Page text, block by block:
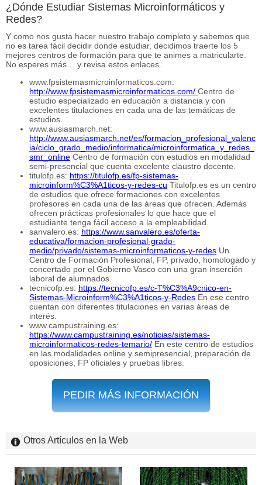
¿Dónde Estudiar Sistemas Microinformáticos y
Redes?
Y como nos gusta hacer nuestro trabajo completo y sabemos que
no es tarea fácil decidir donde estudiar, decidimos traerte los 5
mejores centros de formación para que te animes a matricularte.
No esperes más… y revisa estos enlaces.
www.fpsistemasmicroinformaticos.com:
http://www.fpsistemasmicroinformaticos.com/ Centro de
estudio especializado en educación a distancia y con
excelentes titulaciones en cada una de las temáticas de
estudios.
www.ausiasmarch.net:
http://www.ausiasmarch.net/es/formacion_profesional_valenc
ia/ciclo_grado_medio/informatica/microinformatica_y_redes_
smr_online Centro de formación con estudios en modalidad
semi-presencial que cuenta excelente claustro docente.
titulofp.es: https://titulofp.es/fp-sistemas-
microinform%C3%A1ticos-y-redes-cu Titulofp.es es un centro
de estudios que ofrece formaciones con excelentes
profesores en cada una de las áreas que ofrecen. Además
ofrecen prácticas profesionales lo que hace que el
estudiante tenga fácil acceso a la empleabilidad.
sanvalero.es: https://www.sanvalero.es/oferta-
educativa/formacion-profesional-grado-
medio/privado/sistemas-microinformaticos-y-redes Un
Centro de Formación Profesional, FP, privado, homologado y
concertado por el Gobierno Vasco con una gran inserción
laboral de alumnados.
tecnicofp.es: https://tecnicofp.es/c-T%C3%A9cnico-en-
Sistemas-Microinform%C3%A1ticos-y-Redes En ese centro
cuentan con diferentes titulaciones en varias áreas de
interés.
www.campustraining.es:
https://www.campustraining.es/noticias/sistemas-
microinformaticos-redes-temario/ En este centro de estudios
en las modalidades online y semipresencial, preparación de
oposiciones, FP oficiales y pruebas libres.
PEDIR MÁS INFORMACIÓN
Otros Artículos en la Web